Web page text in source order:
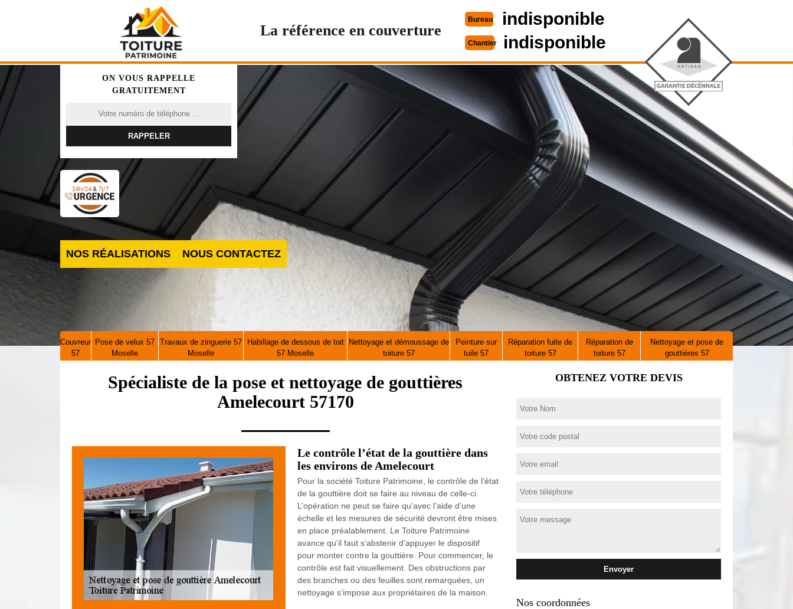
La référence en couverture
Bureau indisponible
Chantier indisponible
ON VOUS RAPPELLE
GRATUITEMENT
NOS RÉALISATIONS NOUS CONTACTEZ
Couvreur
57
Pose de velux 57
Moselle
Travaux de zinguerie 57
Moselle
Habillage de dessous de toit
57 Moselle
Nettoyage et démoussage de
toiture 57
Peinture sur
tuile 57
Réparation fuite de
toiture 57
Réparation de
toiture 57
Nettoyage et pose de
gouttières 57
Spécialiste de la pose et nettoyage de gouttières
Amelecourt 57170
Le contrôle l’état de la gouttière dans
les environs de Amelecourt
Pour la société Toiture Patrimoine, le contrôle de l’état
de la gouttière doit se faire au niveau de celle-ci.
L’opération ne peut se faire qu’avec l’aide d’une
échelle et les mesures de sécurité devront être mises
en place préalablement. Le Toiture Patrimoine
avance qu’il faut s’abstenir d’appuyer le dispositif
pour monter contre la gouttière. Pour commencer, le
contrôle est fait visuellement. Des obstructions par
des branches ou des feuilles sont remarquées, un
nettoyage s’impose aux propriétaires de la maison.
OBTENEZ VOTRE DEVIS
Nos coordonnées